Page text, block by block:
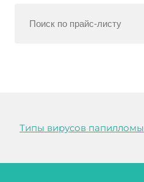
Типы вирусов папилломы